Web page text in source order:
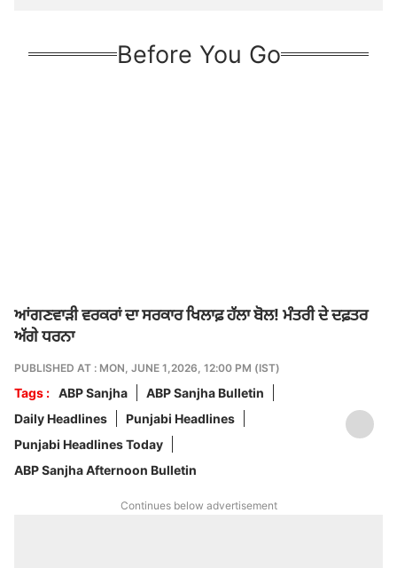
Before You Go
ਆਂਗਣਵਾੜੀ ਵਰਕਰਾਂ ਦਾ ਸਰਕਾਰ ਖਿਲਾਫ਼ ਹੱਲਾ ਬੋਲ! ਮੰਤਰੀ ਦੇ ਦਫ਼ਤਰ
ਅੱਗੇ ਧਰਨਾ
PUBLISHED AT : MON, JUNE 1,2026, 12:00 PM (IST)
Tags : ABP Sanjha
ABP Sanjha Bulletin
Daily Headlines
Punjabi Headlines
Punjabi Headlines Today
ABP Sanjha Afternoon Bulletin
Continues below advertisement